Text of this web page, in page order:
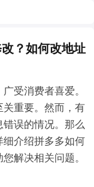
？如何改地址
受消费者喜爱。
重要。然而，有
误的情况。那么
细介绍拼多多如何
解决相关问题。